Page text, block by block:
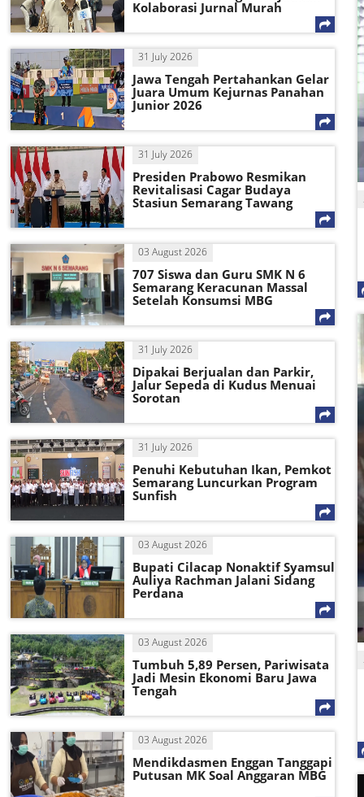
Kolaborasi Jurnal Murah
31 July 2026
Jawa Tengah Pertahankan Gelar
Juara Umum Kejurnas Panahan
Junior 2026
31 July 2026
Presiden Prabowo Resmikan
Revitalisasi Cagar Budaya
Stasiun Semarang Tawang
03 August 2026
707 Siswa dan Guru SMK N 6
Semarang Keracunan Massal
Setelah Konsumsi MBG
31 July 2026
Dipakai Berjualan dan Parkir,
Jalur Sepeda di Kudus Menuai
Sorotan
31 July 2026
Penuhi Kebutuhan Ikan, Pemkot
Semarang Luncurkan Program
Sunfish
03 August 2026
Bupati Cilacap Nonaktif Syamsul
Auliya Rachman Jalani Sidang
Perdana
03 August 2026
Tumbuh 5,89 Persen, Pariwisata
Jadi Mesin Ekonomi Baru Jawa
Tengah
03 August 2026
Mendikdasmen Enggan Tanggapi
Putusan MK Soal Anggaran MBG